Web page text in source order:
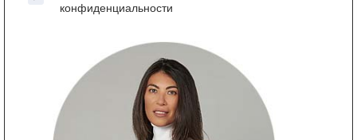
конфиденциальности